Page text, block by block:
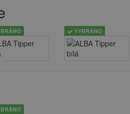
VYBRÁNO